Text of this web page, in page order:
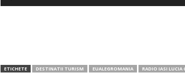
ETICHETE DESTINATII TURISM EUALEGROMANIA RADIO IASI LUCIA